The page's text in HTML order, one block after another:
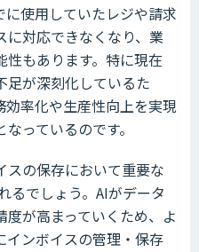
使用していたレジや請求
に対応できなくなり、業
もあります。特に現在
足が深刻化しているた
率化や生産性向上を実現
っているのです。
スの保存において重要な
るでしょう。AIがデータ
が高まっていくため、よ
インボイスの管理・保存